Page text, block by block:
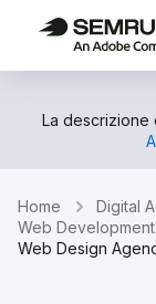
La descrizione
Home Digital
Web
Web Design